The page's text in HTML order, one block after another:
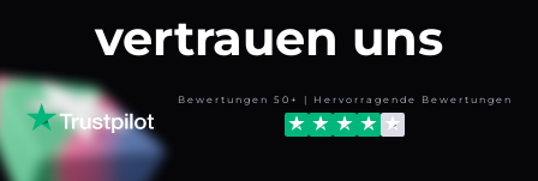
vertrauen uns
Bewertungen 50+ | Hervorragende Bewertungen